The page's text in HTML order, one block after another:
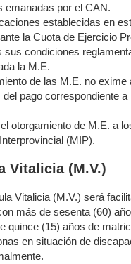
emanadas por el CAN.
establecidas en
la Cuota de Ejercicio
sus condiciones
la M.E.
de las M.E. no exime
del pago correspondiente
otorgamiento de M.E. a
(MIP).
Vitalicia (M.V.)
Vitalicia (M.V.) será
más de sesenta (60)
quince (15) años de
en situación de